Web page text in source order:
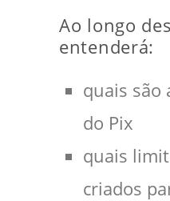
Ao longo
entenderá:
quais são
do Pix
quais
criados